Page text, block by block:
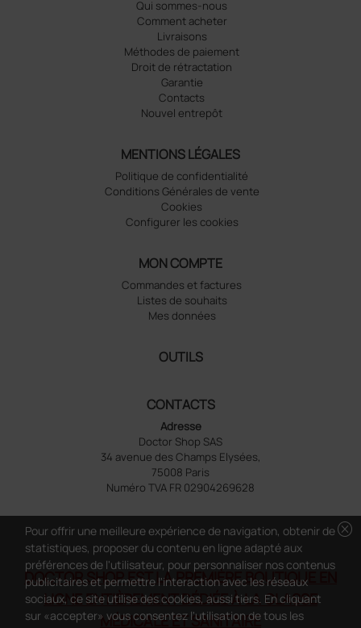
Qui sommes-nous
Comment acheter
Livraisons
Méthodes de paiement
Droit de rétractation
Garantie
Contacts
Nouvel entrepôt
MENTIONS LÉGALES
Politique de confidentialité
Conditions Générales de vente
Cookies
Configurer les cookies
MON COMPTE
Commandes et factures
Listes de souhaits
Mes données
OUTILS
CONTACTS
Adresse
Doctor Shop SAS
34 avenue des Champs Elysées,
75008 Paris
Numéro TVA FR 02904269628
DOCTOR SHOP EST LA PREMIÈRE BOUTIQUE EN
LIGNE ENTIÈREMENT DÉDIÉE À LA CLASSE
MÉDICALE ET SANITAIRE
cancel
Pour offrir une meilleure expérience de navigation, obtenir de
statistiques, proposer du contenu en ligne adapté aux
préférences de l'utilisateur, pour personnaliser nos contenus
publicitaires et permettre l'interaction avec les réseaux
sociaux, ce site utilise des cookies, aussi tiers. En cliquant
sur «accepter» vous consentez l'utilisation de tous les